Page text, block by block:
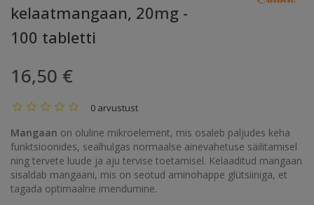
kelaatmangaan, 20mg -
100 tabletti
16,50 €
0 arvustust
Mangaan on oluline mikroelement, mis osaleb paljudes keha
funktsioonides, sealhulgas normaalse ainevahetuse säilitamisel
ning tervete luude ja aju tervise toetamisel. Kelaaditud mangaan
sisaldab mangaani, mis on seotud aminohappe glütsiiniga, et
tagada optimaalne imendumine.